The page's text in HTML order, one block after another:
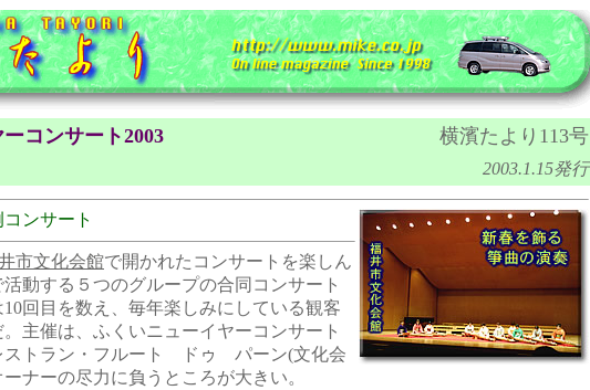
コンサート2003 横濱たより113号
2003.1.15発行
ンサート
市文化会館で開かれたコンサートを楽しん
動する５つのグループの合同コンサート
10回目を数え、毎年楽しみにしている観客
主催は、ふくいニューイヤーコンサート
ストラン・フルート ドゥ パーン(文化会
ーナーの尽力に負うところが大きい。